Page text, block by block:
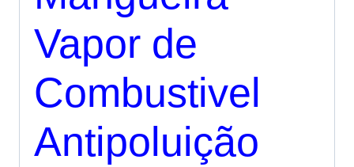
Vapor de
Combustivel
Antipoluição